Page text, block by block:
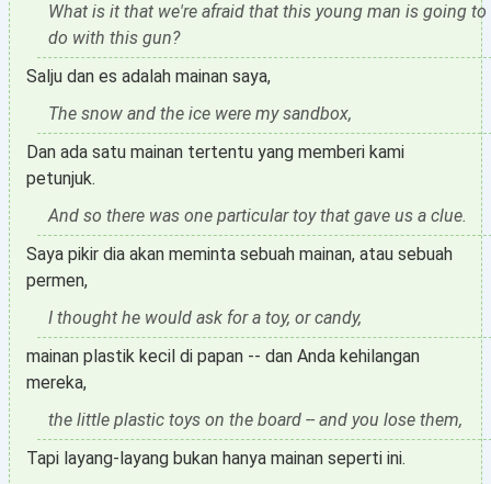
What is it that we're afraid that this young man is going to
do with this gun?
Salju dan es adalah mainan saya,
The snow and the ice were my sandbox,
Dan ada satu mainan tertentu yang memberi kami
petunjuk.
And so there was one particular toy that gave us a clue.
Saya pikir dia akan meminta sebuah mainan, atau sebuah
permen,
I thought he would ask for a toy, or candy,
mainan plastik kecil di papan -- dan Anda kehilangan
mereka,
the little plastic toys on the board -- and you lose them,
Tapi layang-layang bukan hanya mainan seperti ini.